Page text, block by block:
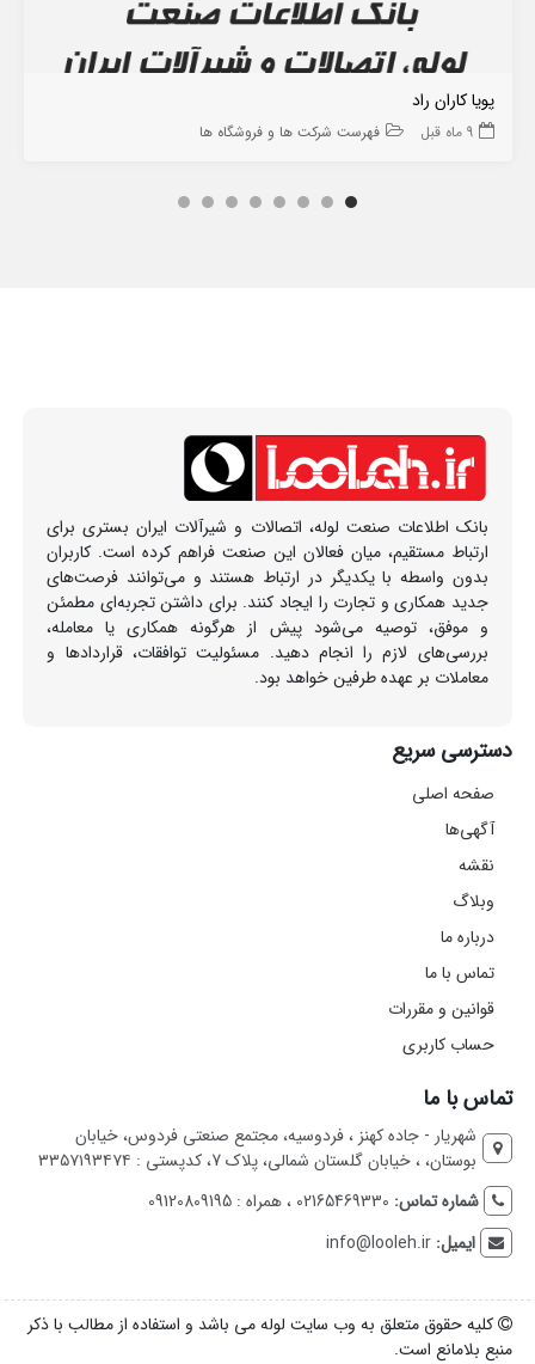
پویا کاران راد
9 ماه قبل فهرست شرکت ها و فروشگاه ها
بانک اطلاعات صنعت لوله، اتصالات و شیرآلات ایران بستری برای
ارتباط مستقیم، میان فعالان این صنعت فراهم کرده است. کاربران
بدون واسطه با یکدیگر در ارتباط هستند و می‌توانند فرصت‌های
جدید همکاری و تجارت را ایجاد کنند. برای داشتن تجربه‌ای مطمئن
و موفق، توصیه می‌شود پیش از هرگونه همکاری یا معامله،
بررسی‌های لازم را انجام دهید. مسئولیت توافقات، قراردادها و
معاملات بر عهده طرفین خواهد بود.
دسترسی سریع
صفحه اصلی
آگهی‌ها
نقشه
وبلاگ
درباره ما
تماس با ما
قوانین و مقررات
حساب کاربری
تماس با ما
شهریار - جاده کهنز ، فردوسیه، مجتمع صنعتی فردوس، خیابان
بوستان، ، خیابان گلستان شمالی، پلاک 7، کدپستی : ۳۳۵۷۱۹۳۴۷۴
شماره تماس: 02165469330 ، همراه : 09120809195
ایمیل:info@looleh.ir
کلیه حقوق متعلق به وب سایت لوله می باشد و استفاده از مطالب با ذکر
منبع بلامانع است.